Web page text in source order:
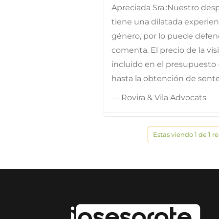
Apreciada Sra.:Nuestro
tiene una dilatada
género, por lo puede
comenta. El precio de la
incluido en el presupuesto
hasta la obtención de
— Rovira & Vila Advocats
Estas viendo 1 de 1